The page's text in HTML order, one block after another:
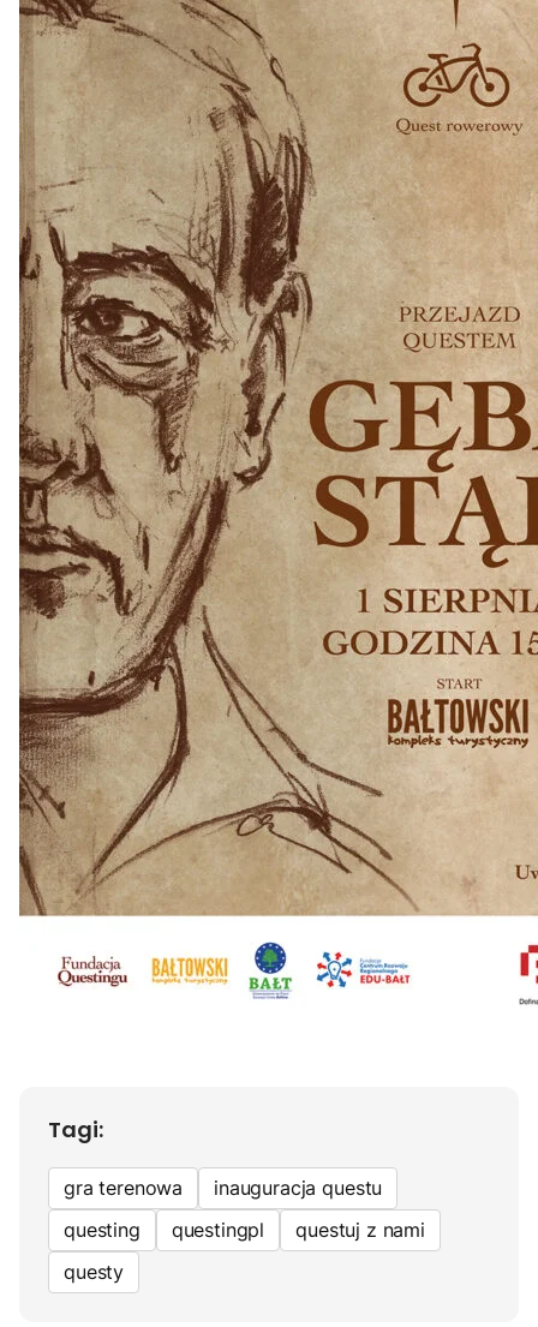
Tagi:
gra terenowa
inauguracja questu
questing
questingpl
questuj z nami
questy